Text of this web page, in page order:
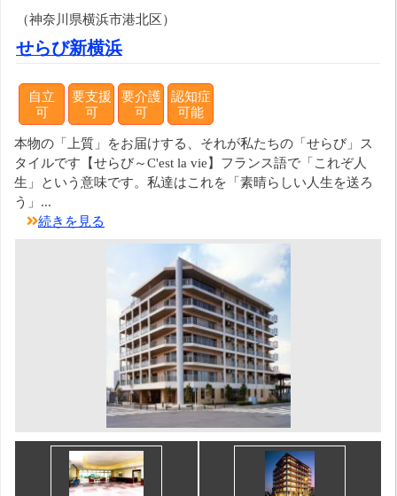
（神奈川県横浜市港北区）
せらび新横浜
自立
可
要支援
可
要介護
可
認知症
可能
本物の「上質」をお届けする、それが私たちの「せらび」ス
タイルです【せらび～C'est la vie】フランス語で「これぞ人
生」という意味です。私達はこれを「素晴らしい人生を送ろ
う」...
続きを見る